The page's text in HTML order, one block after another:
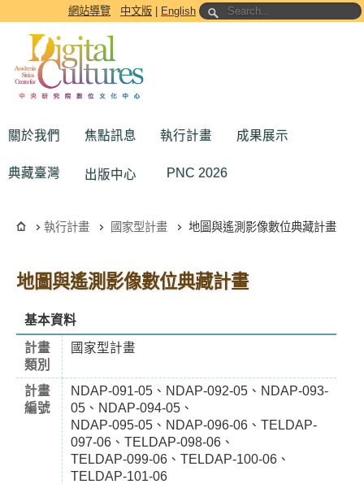
跳到主要內容區塊網站導覽 中文版 English
關於我們 焦點訊息 執行計畫 成果展示
典藏臺灣 出版中心 PNC 2026
執行計畫 國家型計畫 地圖與遙測影像數位典藏計畫
地圖與遙測影像數位典藏計畫
基本資料
計畫
類別
國家型計畫
計畫
編號
NDAP-091-05、NDAP-092-05、NDAP-093-
05、NDAP-094-05、
NDAP-095-05、NDAP-096-06、TELDAP-
097-06、TELDAP-098-06、
TELDAP-099-06、TELDAP-100-06、
TELDAP-101-06